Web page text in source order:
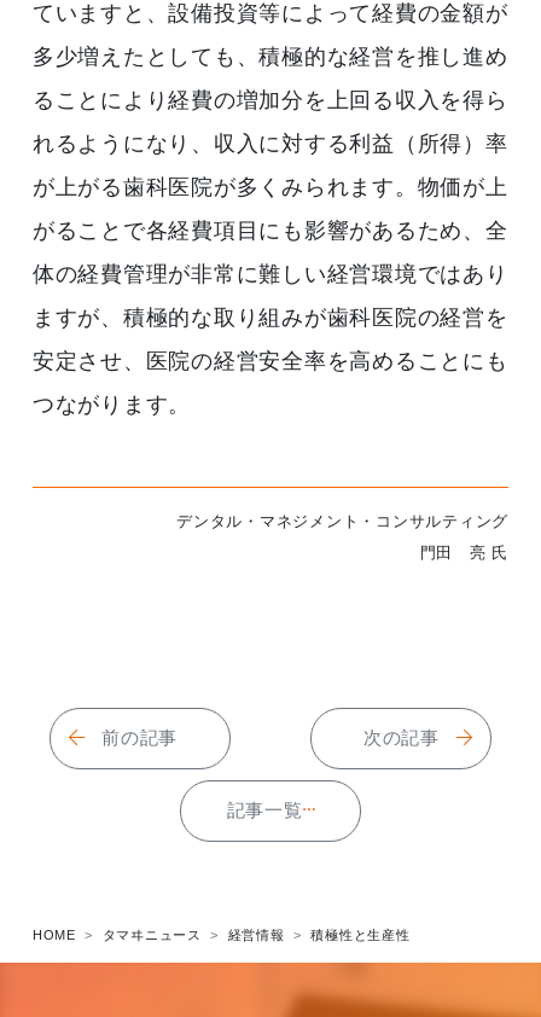
ていますと、設備投資等によって経費の金額が
多少増えたとしても、積極的な経営を推し進め
ることにより経費の増加分を上回る収入を得ら
れるようになり、収入に対する利益（所得）率
が上がる歯科医院が多くみられます。物価が上
がることで各経費項目にも影響があるため、全
体の経費管理が非常に難しい経営環境ではあり
ますが、積極的な取り組みが歯科医院の経営を
安定させ、医院の経営安全率を高めることにも
つながります。
デンタル・マネジメント・コンサルティング
門田 亮 氏
前の記事
記事一覧
次の記事
HOME タマヰニュース 経営情報 積極性と生産性